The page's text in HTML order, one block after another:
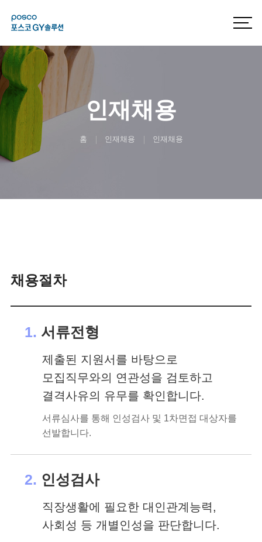
인재채용
홈 인재채용 인재채용
채용절차
1. 서류전형
제출된 지원서를 바탕으로
모집직무와의 연관성을 검토하고
결격사유의 유무를 확인합니다.
서류심사를 통해 인성검사 및 1차면접 대상자를
선발합니다.
2. 인성검사
직장생활에 필요한 대인관계능력,
사회성 등 개별인성을 판단합니다.